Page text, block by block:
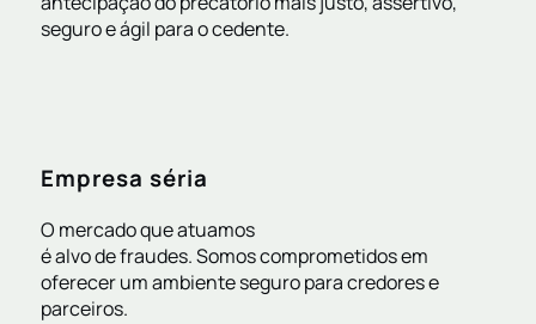
seguro e ágil para o cedente.
Empresa séria
O mercado que atuamos
é alvo de fraudes. Somos comprometidos em
oferecer um ambiente seguro para credores e
parceiros.